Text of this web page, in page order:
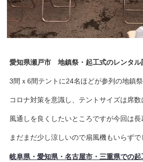
愛知県瀬戸市地鎮祭・起工式のレンタ
3間ｘ6間テントに24名ほどが参列の地鎮祭
コロナ対策を意識し、テントサイズは席
風通しを良くしたいところですが今回は
まだまだ少し涼しいので扇風機もいらずで
岐阜県・愛知県・名古屋市・三重県での